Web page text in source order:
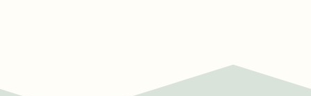
Bij een gezamenlijke bestelling kan de prijs
per vierkante meter lager uitvallen en is er